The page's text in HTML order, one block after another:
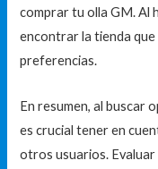
comprar tu olla GM. Al
encontrar la tienda que
preferencias.
En resumen, al buscar
es crucial tener en
otros usuarios. Evaluar